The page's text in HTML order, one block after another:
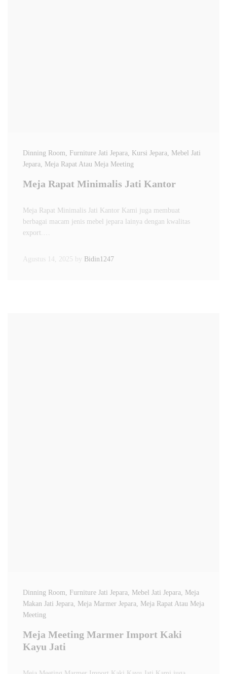
Dinning Room, Furniture Jati Jepara, Kursi Jepara, Mebel Jati
Jepara, Meja Rapat Atau Meja Meeting
Meja Rapat Minimalis Jati Kantor
Meja Rapat Minimalis Jati Kantor Kami juga membuat
berbagai macam jenis mebel jepara lainya dengan kwalitas
export.…
Agustus 14, 2025 by Bidin1247
Dinning Room, Furniture Jati Jepara, Mebel Jati Jepara, Meja
Makan Jati Jepara, Meja Marmer Jepara, Meja Rapat Atau Meja
Meeting
Meja Meeting Marmer Import Kaki
Kayu Jati